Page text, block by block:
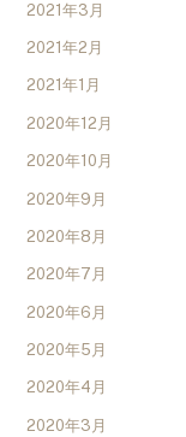
2021年3月
2021年2月
2021年1月
2020年12月
2020年10月
2020年9月
2020年8月
2020年7月
2020年6月
2020年5月
2020年4月
2020年3月